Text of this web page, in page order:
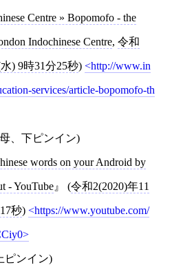
Centre » Bopomofo - the
Indochinese Centre, 令和
) 9時31分25秒) http://www.in
services/article-bopomofo-th
、下ピンイン)
words on your Android by
- YouTube (令和2(2020)年11
秒) https://www.youtube.com/
ピンイン)